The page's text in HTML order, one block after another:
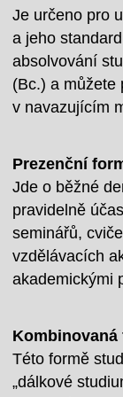
Je určeno pro
a jeho
absolvování
(Bc.) a můžete
v navazujícím
Prezenční
Jde o běžné
pravidelně
seminářů,
vzdělávacích
akademickými
Této formě
„dálkové